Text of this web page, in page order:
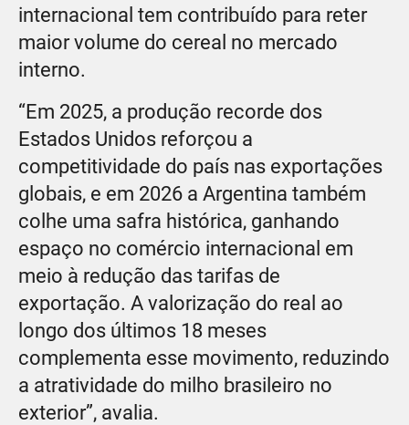
internacional tem contribuído para reter
maior volume do cereal no mercado
interno.
“Em 2025, a produção recorde dos
Estados Unidos reforçou a
competitividade do país nas exportações
globais, e em 2026 a Argentina também
colhe uma safra histórica, ganhando
espaço no comércio internacional em
meio à redução das tarifas de
exportação. A valorização do real ao
longo dos últimos 18 meses
complementa esse movimento, reduzindo
a atratividade do milho brasileiro no
exterior”, avalia.